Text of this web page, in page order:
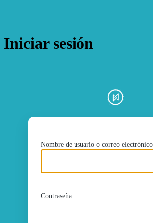
Iniciar sesión
Nombre de usuario o correo electrónico
Contraseña